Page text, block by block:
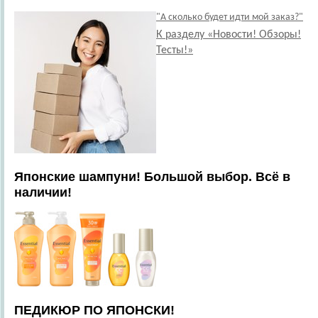
"А сколько будет идти мой заказ?"
К разделу «Новости! Обзоры!
Тесты!»
Японские шампуни! Большой выбор. Всё в
наличии!
ПЕДИКЮР ПО ЯПОНСКИ!